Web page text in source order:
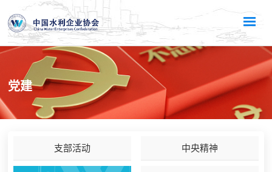
党建
支部活动 中央精神